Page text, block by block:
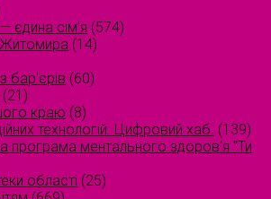
єдина сім’я (574)
Житомира (14)
бар'єрів (60)
(21)
краю (8)
технологій. Цифровий хаб. (139)
програма ментального здоров'я "Ти
області (25)